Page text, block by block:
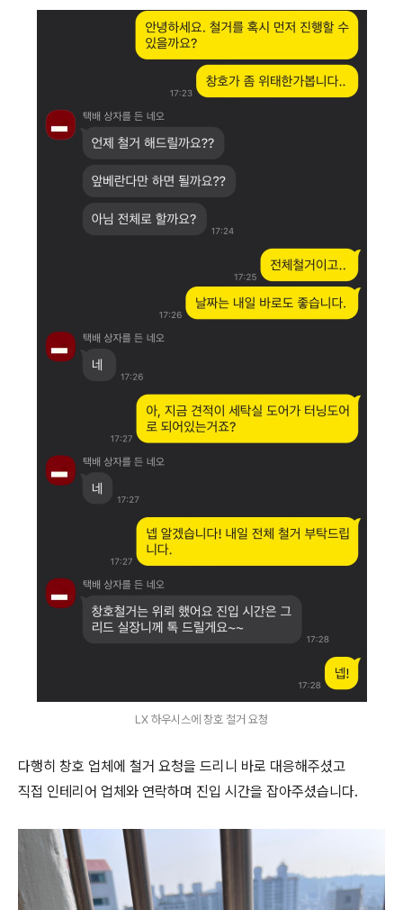
LX 하우시스에 창호 철거 요청
다행히 창호 업체에 철거 요청을 드리니 바로 대응해주셨고
직접 인테리어 업체와 연락하며 진입 시간을 잡아주셨습니다.